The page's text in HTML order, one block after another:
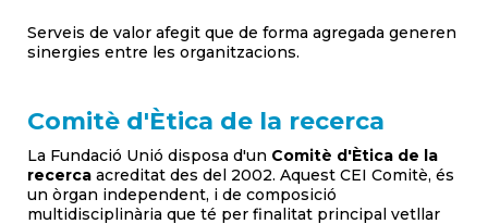
Serveis de valor afegit que de forma agregada generen
sinergies entre les organitzacions.
Comitè d'Ètica de la recerca
La Fundació Unió disposa d'un Comitè d'Ètica de la
recerca acreditat des del 2002. Aquest CEI Comitè, és
un òrgan independent, i de composició
multidisciplinària que té per finalitat principal vetllar